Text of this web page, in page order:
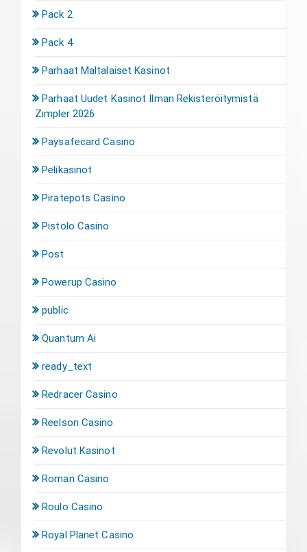
Pack 2
Pack 4
Parhaat Maltalaiset Kasinot
Parhaat Uudet Kasinot Ilman Rekisteröitymistä
Zimpler 2026
Paysafecard Casino
Pelikasinot
Piratepots Casino
Pistolo Casino
Post
Powerup Casino
public
Quantum Ai
ready_text
Redracer Casino
Reelson Casino
Revolut Kasinot
Roman Casino
Roulo Casino
Royal Planet Casino